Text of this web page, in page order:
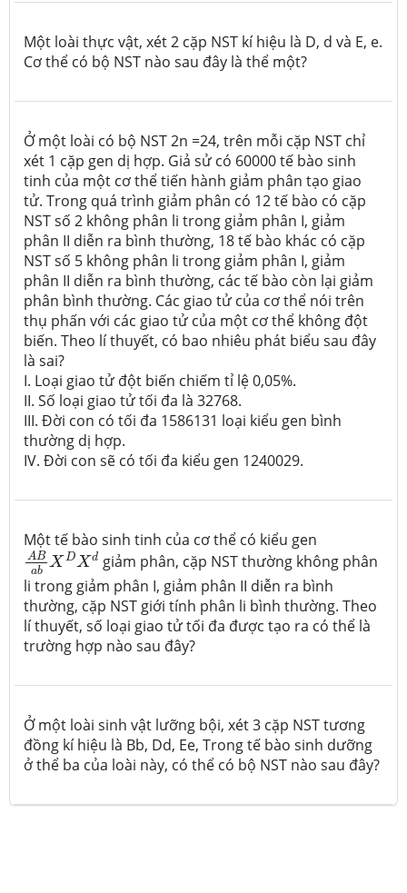
Một loài thực vật, xét 2 cặp NST kí hiệu là D, d và E, e.
Cơ thể có bộ NST nào sau đây là thể một?
Ở một loài có bộ NST 2n =24, trên mỗi cặp NST chỉ
xét 1 cặp gen dị hợp. Giả sử có 60000 tế bào sinh
tinh của một cơ thể tiến hành giảm phân tạo giao
tử. Trong quá trình giảm phân có 12 tế bào có cặp
NST số 2 không phân li trong giảm phân I, giảm
phân II diễn ra bình thường, 18 tế bào khác có cặp
NST số 5 không phân li trong giảm phân I, giảm
phân II diễn ra bình thường, các tế bào còn lại giảm
phân bình thường. Các giao tử của cơ thể nói trên
thụ phấn với các giao tử của một cơ thể không đột
biến. Theo lí thuyết, có bao nhiêu phát biểu sau đây
là sai?
I. Loại giao tử đột biến chiếm tỉ lệ 0,05%.
II. Số loại giao tử tối đa là 32768.
III. Đời con có tối đa 1586131 loại kiểu gen bình
thường dị hợp.
IV. Đời con sẽ có tối đa kiểu gen 1240029.
Một tế bào sinh tinh của cơ thể có kiểu gen
AB
ab X DXd
ABabXDXdgiảm phân, cặp NST thường không phân
li trong giảm phân I, giảm phân II diễn ra bình
thường, cặp NST giới tính phân li bình thường. Theo
lí thuyết, số loại giao tử tối đa được tạo ra có thể là
trường hợp nào sau đây?
Ở một loài sinh vật lưỡng bội, xét 3 cặp NST tương
đồng kí hiệu là Bb, Dd, Ee, Trong tế bào sinh dưỡng
ở thể ba của loài này, có thể có bộ NST nào sau đây?